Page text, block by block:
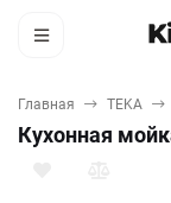
Главная TEKA
Кухонная